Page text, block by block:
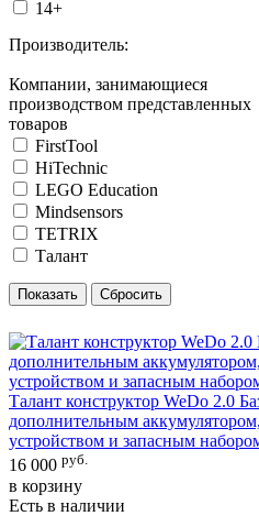
14+
Производитель:
Компании, занимающиеся
производством представленных
товаров
FirstTool
HiTechnic
LEGO Education
Mindsensors
TETRIX
Талант
Талант конструктор WeDo 2.0
дополнительным
устройством и запасным
16 000 руб.
в корзину
Есть в наличии